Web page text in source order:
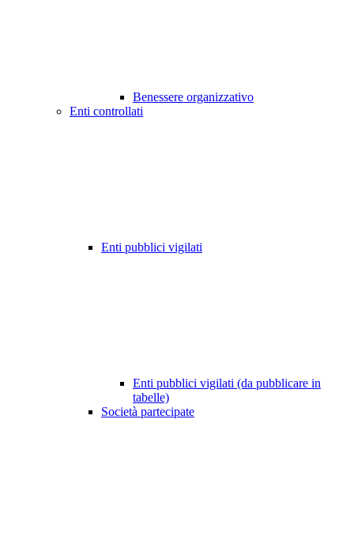
Benessere organizzativo
Enti controllati
Enti pubblici vigilati
Enti pubblici vigilati (da pubblicare in
tabelle)
Società partecipate